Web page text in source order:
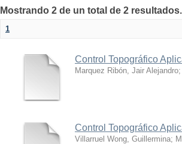
Mostrando 2 de un total de 2 resultados.
1
Control Topográfico
Marquez Ribón, Jair Alejandro;
Control Topográfico
Villarruel Wong, Guillermina;